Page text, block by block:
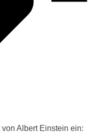
Albert Einstein ein: